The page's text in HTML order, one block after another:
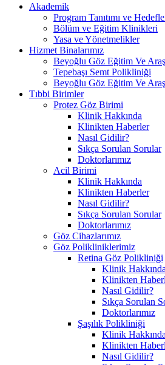
Akademik
Program Tanıtımı ve
Bölüm ve Eğitim Klinikleri
Yasa ve Yönetmelikler
Hizmet Binalarımız
Beyoğlu Göz Eğitim Ve
Tepebaşı Semt Polikliniği
Beyoğlu Göz Eğitim Ve
Tıbbi Birimler
Protez Göz Birimi
Klinik Hakkında
Klinikten Haberler
Nasıl Gidilir?
Sıkça Sorulan Sorular
Doktorlarımız
Acil Birimi
Klinik Hakkında
Klinikten Haberler
Nasıl Gidilir?
Sıkça Sorulan Sorular
Doktorlarımız
Göz Cihazlarımız
Göz Polikliniklerimiz
Retina Göz Polikliniği
Klinik Hakkında
Klinikten
Nasıl Gidilir?
Sıkça Sorulan
Doktorlarımız
Şaşılık Polikliniği
Klinik Hakkında
Klinikten
Nasıl Gidilir?